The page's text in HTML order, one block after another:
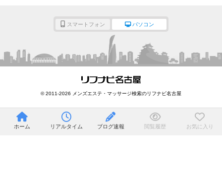
スマートフォン パソコン
© 2011-2026 メンズエステ・マッサージ検索のリフナビ名古屋
ホーム リアルタイム ブログ速報 閲覧履歴 お気に入り